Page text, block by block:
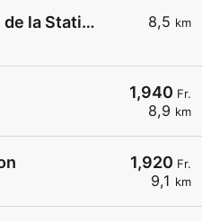
8,5 km
Miniprix Station Garage de la Station
1,940 Fr.
8,9 km
1,920 Fr.
9,1 km